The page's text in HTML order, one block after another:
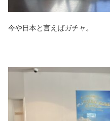
今や日本と言えばガチャ。